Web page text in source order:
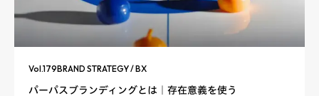
Vol.179BRAND STRATEGY / BX
パーパスブランディングとは｜存在意義を使う